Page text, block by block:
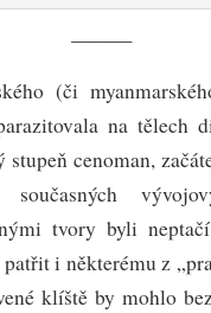
———
(či
na tělech
cenoman,
současných
tvory byli
i některému z
klíště by mohlo